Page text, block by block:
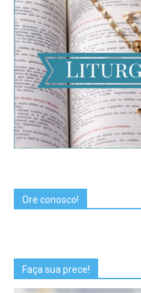
Ore conosco!
Faça sua prece!